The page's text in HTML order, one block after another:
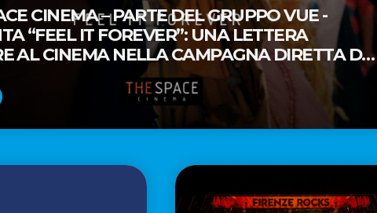
CINEMA – PARTE DEL GRUPPO VUE -
“FEEL IT FOREVER”: UNA LETTERA
AL CINEMA NELLA CAMPAGNA DIRETTA DAL
PREMIO OSCAR® TAIKA WAITITI